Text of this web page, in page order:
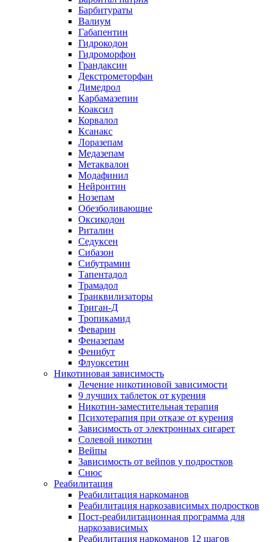
Барбитураты
Валиум
Габапентин
Гидрокодон
Гидроморфон
Грандаксин
Декстрометорфан
Димедрол
Карбамазепин
Коаксил
Корвалол
Ксанакс
Лоразепам
Медазепам
Метаквалон
Модафинил
Нейронтин
Нозепам
Обезболивающие
Оксикодон
Риталин
Седуксен
Сибазон
Сибутрамин
Тапентадол
Трамадол
Транквилизаторы
Триган-Д
Тропикамид
Феварин
Феназепам
Фенибут
Флуоксетин
Никотиновая зависимость
Лечение никотиновой зависимости
9 лучших таблеток от курения
Никотин-заместительная терапия
Психотерапия при отказе от курения
Зависимость от электронных сигарет
Солевой никотин
Вейпы
Зависимость от вейпов у подростков
Снюс
Реабилитация
Реабилитация наркоманов
Реабилитация наркозависимых подростков
Пост-реабилитационная программа для
наркозависимых
Реабилитация наркоманов 12 шагов